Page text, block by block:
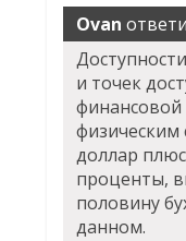
Ovan
и точек
финансовой
физическим
доллар
проценты,
половину
данном.